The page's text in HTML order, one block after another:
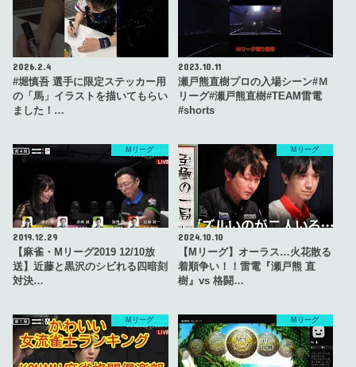
2026.2.4
#堀慎吾 選手に限定ステッカー用
の「馬」イラストを描いてもらい
ました！…
2023.10.11
瀬戸熊直樹プロの入場シーン#Ｍ
リーグ#瀬戸熊直樹#TEAM雷電
#shorts
Mリーグ
2019.12.29
【麻雀・Mリーグ2019 12/10放
送】近藤と黒沢のシビれる四暗刻
対決…
Mリーグ
2024.10.10
【Mリーグ】オーラス…火花散る
着順争い！！雷電『瀬戸熊 直
樹』vs 格闘…
Mリーグ Mリーグ